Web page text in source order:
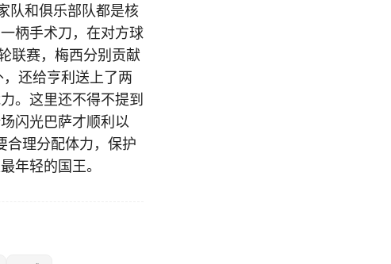
队和俱乐部队都是核
柄手术刀，在对方球
联赛，梅西分别贡献
还给亨利送上了两
。这里还不得不提到
闪光巴萨才顺利以
合理分配体力，保护
年轻的国王。